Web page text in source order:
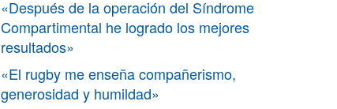
«Después de la operación del Síndrome
Compartimental he logrado los mejores
resultados»
«El rugby me enseña compañerismo,
generosidad y humildad»